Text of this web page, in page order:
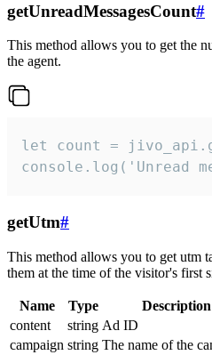
getUnreadMessagesCount#
This method allows you to get the
the agent.
let count =
console.log('Unread
getUtm#
This method allows you to get utm
them at the time of the visitor's first
Name Type
Description
content
string Ad ID
campaign string The name of the